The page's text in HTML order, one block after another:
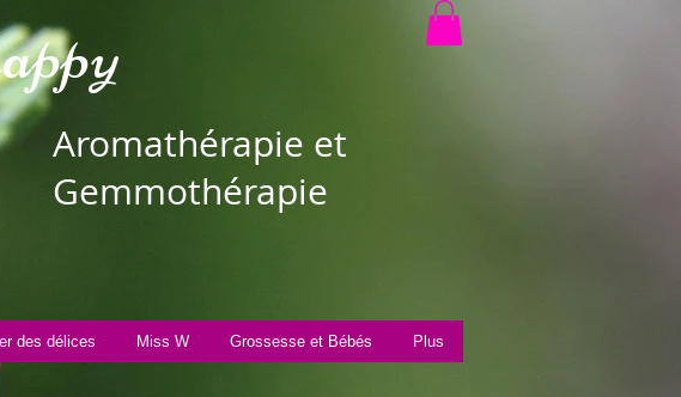
Aromathérapie et
Gemmothérapie
des délices Miss W Grossesse et Bébés Plus